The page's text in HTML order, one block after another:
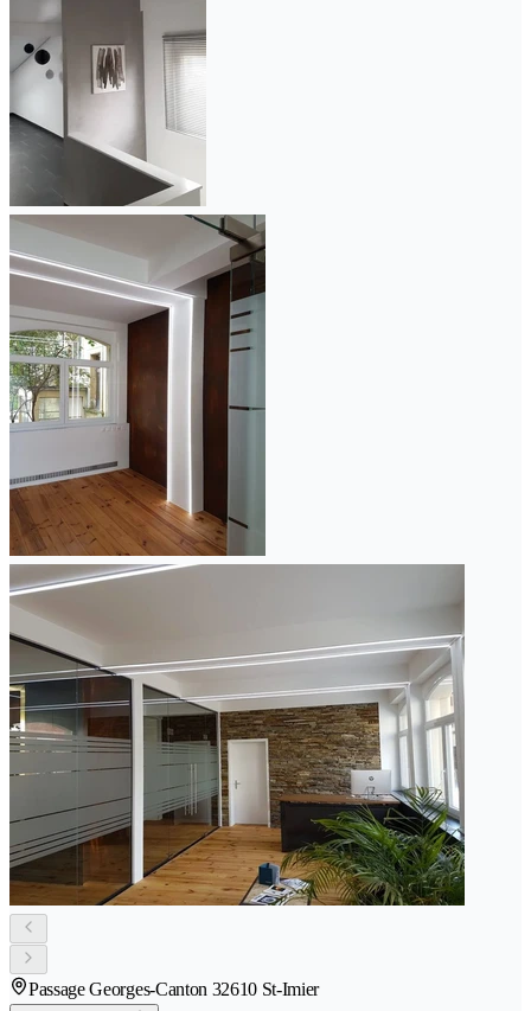
Passage Georges-Canton 32610 St-Imier